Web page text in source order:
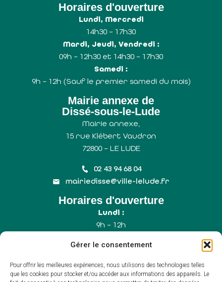
Gérer le consentement
Pour offrir les meilleures expériences, nous utilisons des technologies telles
que les cookies pour stocker et/ou accéder aux informations des appareils. Le
Horaires d'ouverture
Lundi, Mercredi
14h30 – 17h30
Mardi, Jeudi, Vendredi :
09h – 12h30 et 14h30 – 17h30
Samedi :
9h – 12h (Sauf le premier samedi du mois)
Mairie annexe de
Dissé-sous-le-Lude
Mairie annexe,
15 rue Klébert Vaudron
72800 – LE LUDE
02 43 94 68 04
mairiedisse@ville-lelude.fr
Horaires d'ouverture
Lundi :
9h – 12h
9h – 12h
Samedi :
9h – 12h (Uniquement le 1er samedi du mois)